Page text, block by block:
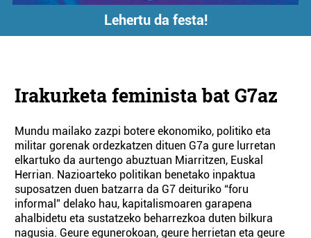
Lehertu da festa!
Irakurketa feminista bat G7az
Mundu mailako zazpi botere ekonomiko, politiko eta
militar gorenak ordezkatzen dituen G7a gure lurretan
elkartuko da aurtengo abuztuan Miarritzen, Euskal
Herrian. Nazioarteko politikan benetako inpaktua
suposatzen duen batzarra da G7 deituriko “foru
informal” delako hau, kapitalismoaren garapena
ahalbidetu eta sustatzeko beharrezkoa duten bilkura
nagusia. Geure egunerokoan, geure herrietan eta geure